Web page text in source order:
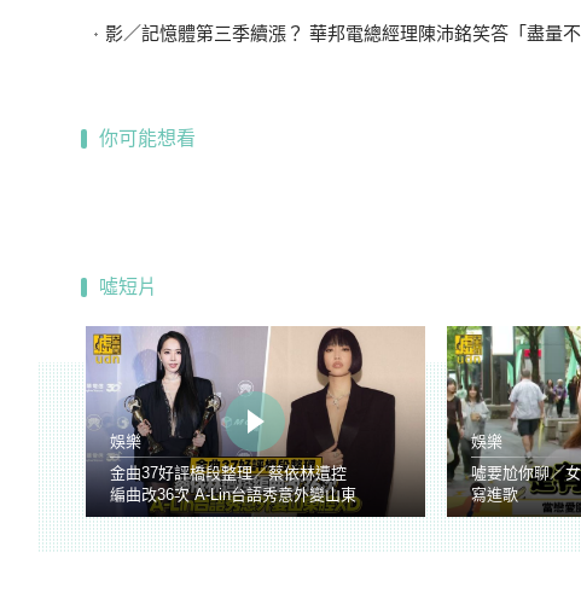
影／記憶體第三季續漲？ 華邦電總經理陳沛銘笑答「盡量不要漲太
你可能想看
噓短片
娛樂
金曲37好評橋段整理／蔡依林遭控
編曲改36次 A-Lin台語秀意外變山東
腔
娛樂
噓要尬你聊／
寫進歌